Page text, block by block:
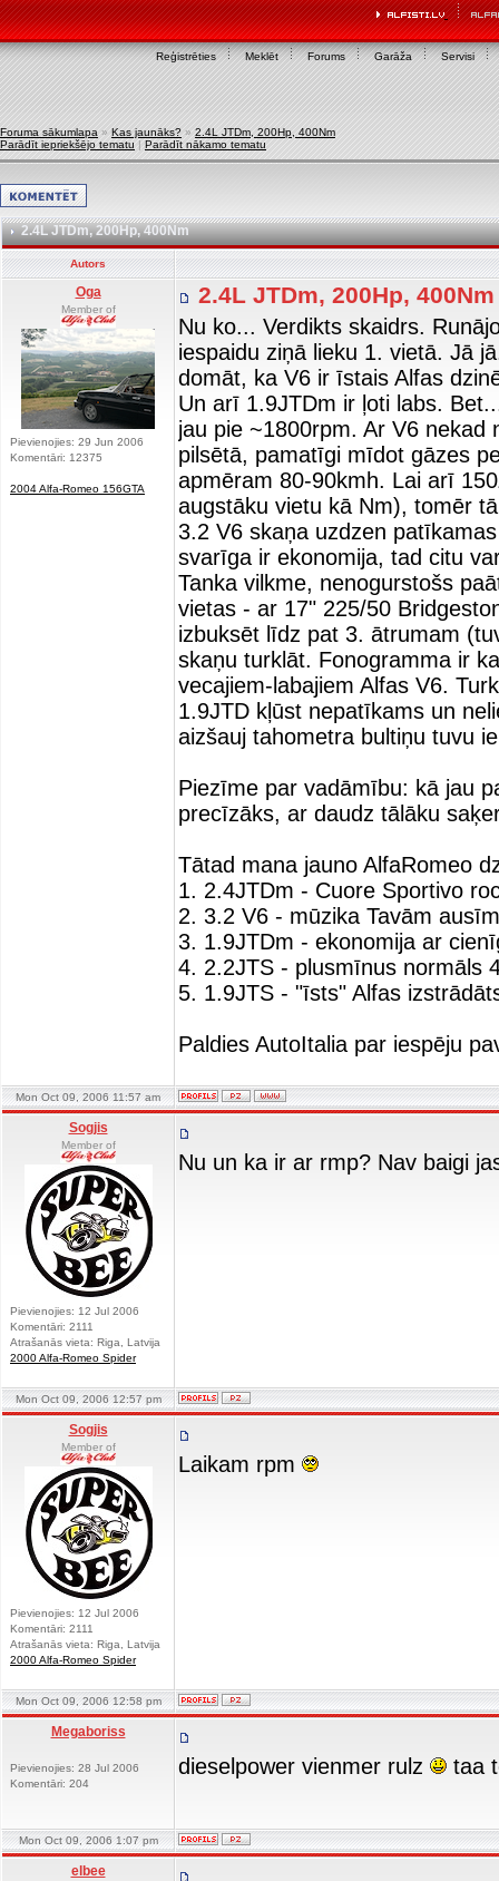
Reģistrēties Meklēt Forums Garāža Servisi
Foruma sākumlapa » Kas jaunāks? » 2.4L JTDm, 200Hp, 400Nm
Parādīt iepriekšējo tematu | Parādīt nākamo tematu
2.4L JTDm, 200Hp, 400Nm
Autors
Oga
Member of
Pievienojies: 29 Jun 2006
Komentāri: 12375
2004 Alfa-Romeo 156GTA
2.4L JTDm, 200Hp,
Nu ko... Verdikts skaidrs.
iespaidu ziņā lieku 1. vietā. Jā
domāt, ka V6 ir īstais Alfas
Un arī 1.9JTDm ir ļoti labs.
jau pie ~1800rpm. Ar V6 nekad
pilsētā, pamatīgi mīdot gāzes
apmēram 80-90kmh. Lai arī
augstāku vietu kā Nm), tomēr
3.2 V6 skaņa uzdzen
svarīga ir ekonomija, tad citu
Tanka vilkme, nenogurstošs
vietas - ar 17" 225/50
izbuksēt līdz pat 3. ātrumam
skaņu turklāt. Fonogramma ir
vecajiem-labajiem Alfas V6.
1.9JTD kļūst nepatīkams un
aizšauj tahometra bultiņu tuvu
Piezīme par vadāmību: kā jau
precīzāks, ar daudz tālāku
Tātad mana jauno AlfaRomeo
1. 2.4JTDm - Cuore Sportivo
2. 3.2 V6 - mūzika Tavām ausīm
3. 1.9JTDm - ekonomija ar
4. 2.2JTS - plusmīnus normāls
5. 1.9JTS - "īsts" Alfas
Paldies AutoItalia par iespēju
Mon Oct 09, 2006 11:57 am
Sogjis
Member of
Pievienojies: 12 Jul 2006
Komentāri: 2111
Atrašanās vieta: Riga, Latvija
2000 Alfa-Romeo Spider
Nu un ka ir ar rmp? Nav baigi
Mon Oct 09, 2006 12:57 pm
Sogjis
Member of
Pievienojies: 12 Jul 2006
Komentāri: 2111
Atrašanās vieta: Riga, Latvija
2000 Alfa-Romeo Spider
Laikam rpm
Mon Oct 09, 2006 12:58 pm
Megaboriss
Pievienojies: 28 Jul 2006
Komentāri: 204
dieselpower vienmer rulz taa
Mon Oct 09, 2006 1:07 pm
elbee